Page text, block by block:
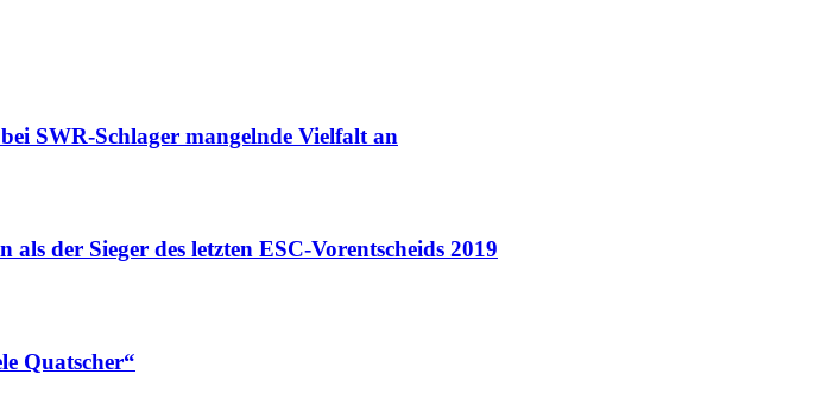
SWR-Schlager mangelnde Vielfalt an
der Sieger des letzten ESC-Vorentscheids 2019
Quatscher“